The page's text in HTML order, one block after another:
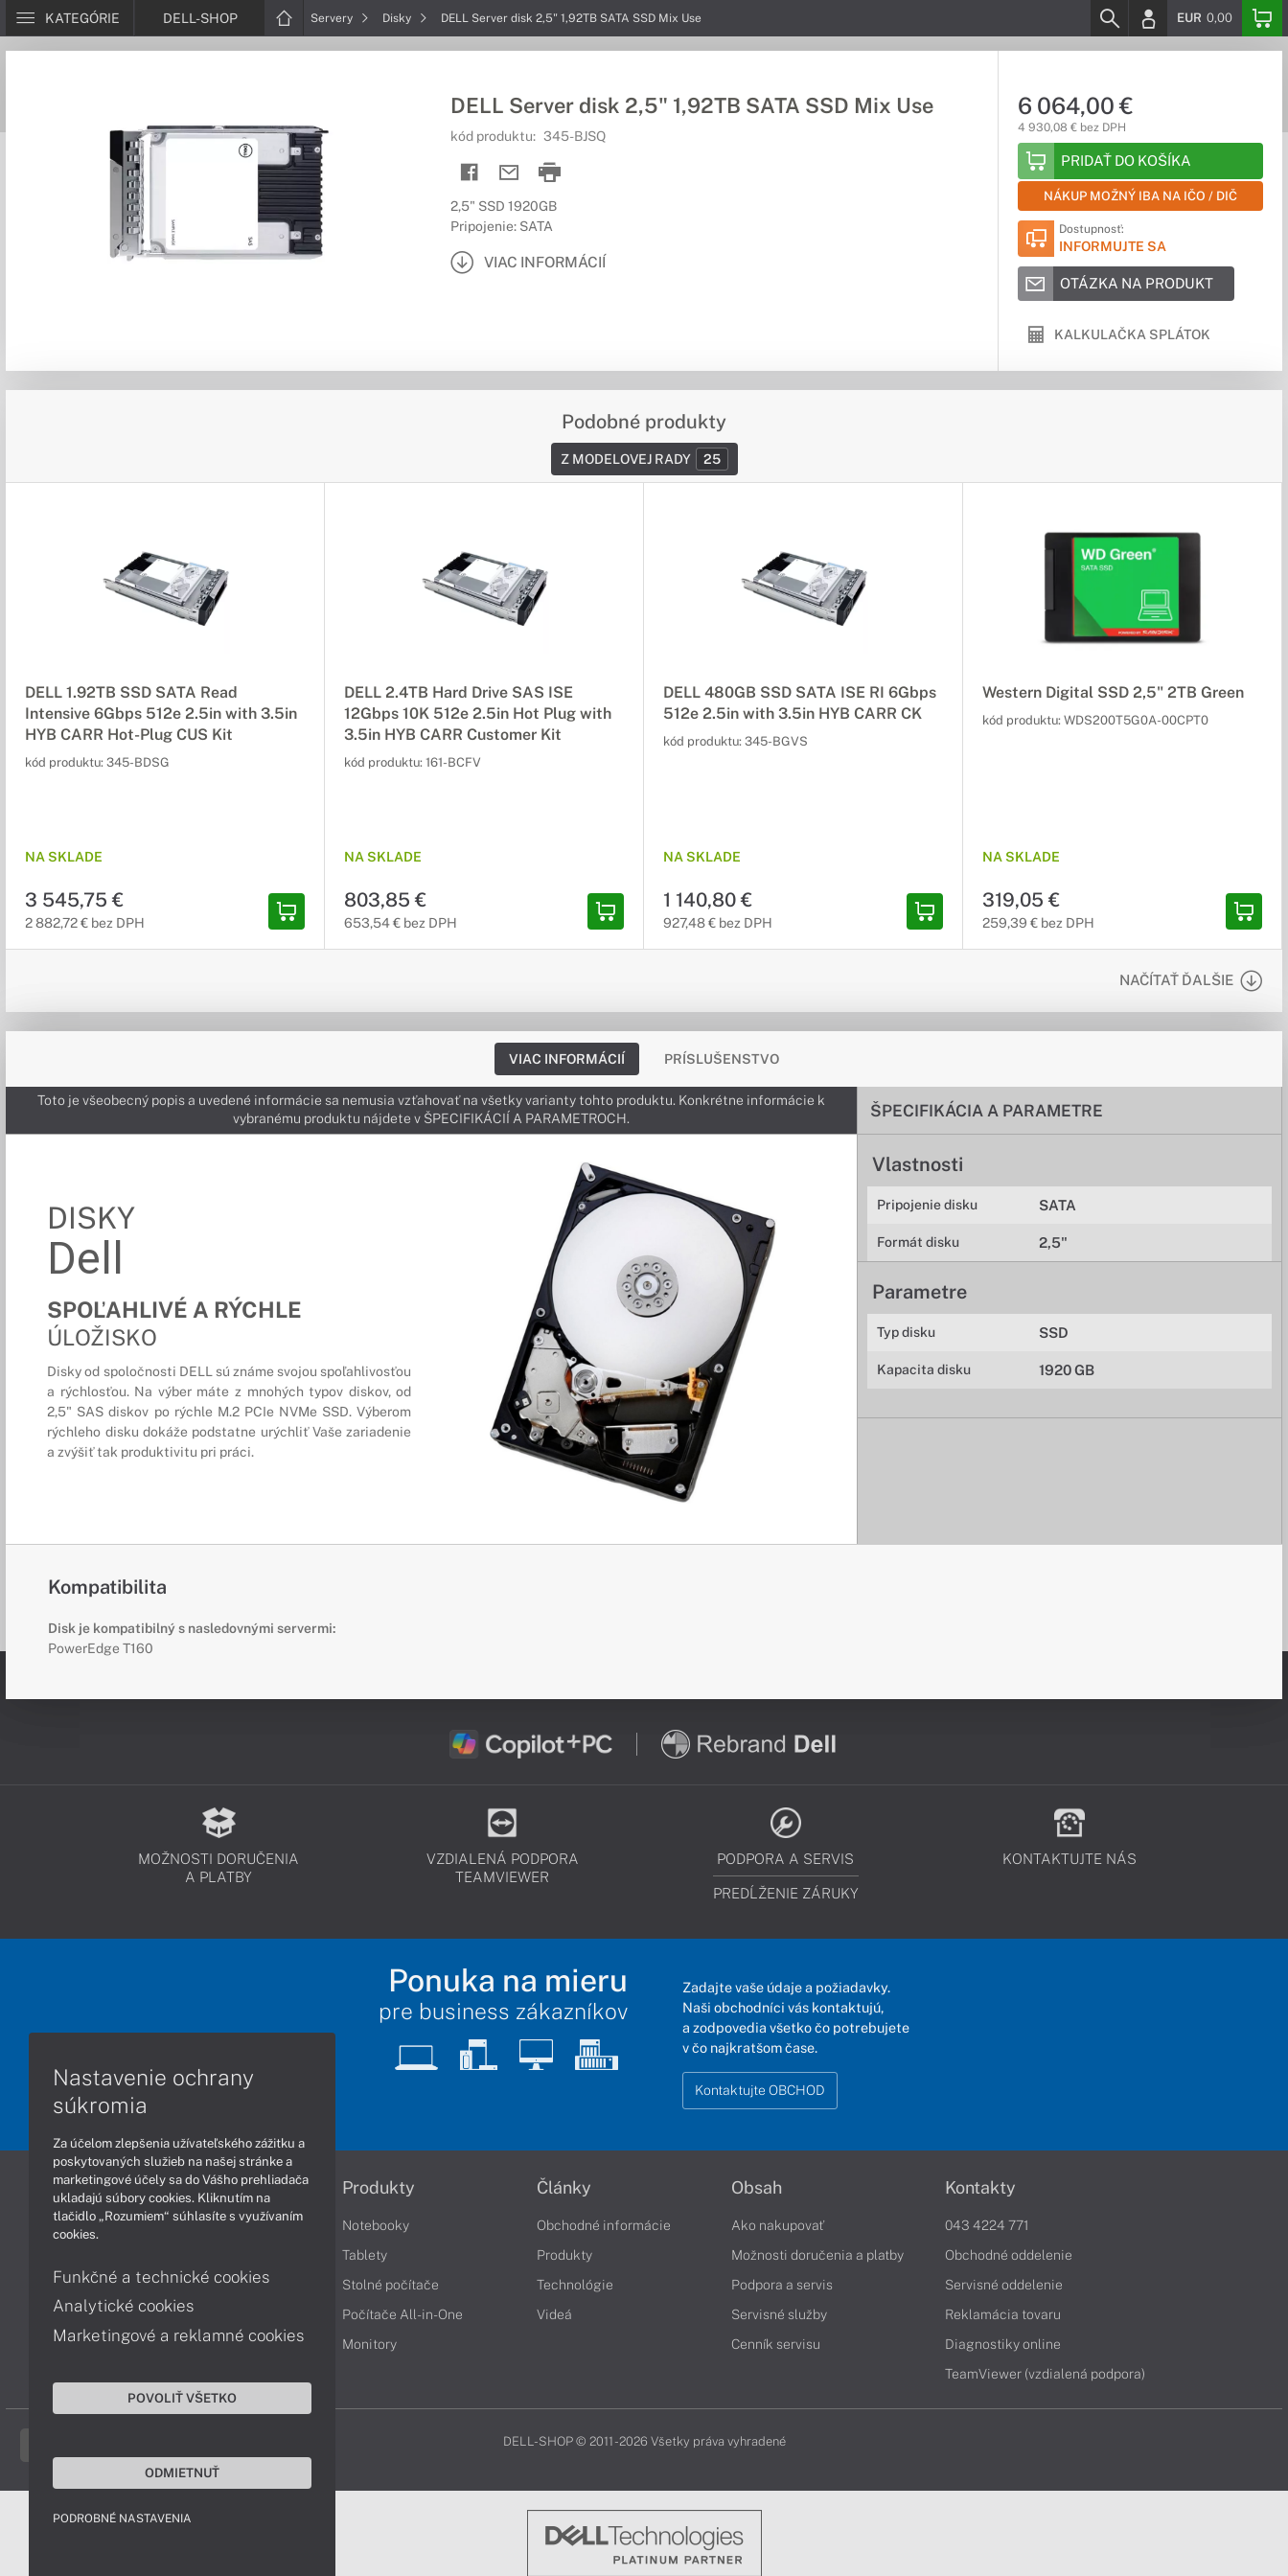
KATEGÓRIE DELL-SHOP Servery Disky DELL Server disk 2,5" 1,92TB SATA SSD Mix Use EUR 0,00
DELL Server disk 2,5" 1,92TB SATA SSD Mix Use
kód produktu: 345-BJSQ
2,5" SSD 1920GB
Pripojenie: SATA
VIAC INFORMÁCIÍ
6 064,00 €
4 930,08 € bez DPH
PRIDAŤ DO KOŠÍKA
NÁKUP MOŽNÝ IBA NA IČO / DIČ
Dostupnosť:
INFORMUJTE SA
OTÁZKA NA PRODUKT
KALKULAČKA SPLÁTOK
Podobné produkty
Z MODELOVEJ RADY 25
DELL 1.92TB SSD SATA Read
Intensive 6Gbps 512e 2.5in with 3.5in
HYB CARR Hot-Plug CUS Kit
kód produktu: 345-BDSG
NA SKLADE
3 545,75 €
2 882,72 € bez DPH
DELL 2.4TB Hard Drive SAS ISE
12Gbps 10K 512e 2.5in Hot Plug with
3.5in HYB CARR Customer Kit
kód produktu: 161-BCFV
NA SKLADE
803,85 €
653,54 € bez DPH
DELL 480GB SSD SATA ISE RI 6Gbps
512e 2.5in with 3.5in HYB CARR CK
kód produktu: 345-BGVS
NA SKLADE
1 140,80 €
927,48 € bez DPH
Western Digital SSD 2,5" 2TB Green
kód produktu: WDS200T5G0A-00CPT0
NA SKLADE
319,05 €
259,39 € bez DPH
NAČÍTAŤ ĎALŠIE
VIAC INFORMÁCIÍ PRÍSLUŠENSTVO
ŠPECIFIKÁCIA A PARAMETRE
Vlastnosti
Pripojenie disku SATA
Formát disku 2,5"
Parametre
Typ disku SSD
Kapacita disku 1920 GB
Toto je všeobecný popis a uvedené informácie sa nemusia vzťahovať na všetky varianty tohto produktu. Konkrétne informácie k
vybranému produktu nájdete v ŠPECIFIKÁCIÍ A PARAMETROCH.
DISKY
Dell
SPOĽAHLIVÉ A RÝCHLE
ÚLOŽISKO
Disky od spoločnosti DELL sú známe svojou spoľahlivosťou
a rýchlosťou. Na výber máte z mnohých typov diskov, od
2,5" SAS diskov po rýchle M.2 PCIe NVMe SSD. Výberom
rýchleho disku dokáže podstatne urýchliť Vaše zariadenie
a zvýšiť tak produktivitu pri práci.
Kompatibilita
Disk je kompatibilný s nasledovnými servermi:
PowerEdge T160
MOŽNOSTI DORUČENIA
A PLATBY
VZDIALENÁ PODPORA
TEAMVIEWER
PODPORA A SERVIS
PREDĹŽENIE ZÁRUKY
KONTAKTUJTE NÁS
Ponuka na mieru
pre business zákazníkov
Zadajte vaše údaje a požiadavky.
Naši obchodníci vás kontaktujú,
a zodpovedia všetko čo potrebujete
v čo najkratšom čase.
Kontaktujte OBCHOD
Informácie
Obchodné podmienky
Ochrana osobných údajov
Vrátenie tovaru
Vyhlásenie o prístupnosti
Produkty
Notebooky
Tablety
Stolné počítače
Počítače All-in-One
Monitory
Články
Obchodné informácie
Produkty
Technológie
Videá
Obsah
Ako nakupovať
Možnosti doručenia a platby
Podpora a servis
Servisné služby
Cenník servisu
Kontakty
043 4224 771
Obchodné oddelenie
Servisné oddelenie
Reklamácia tovaru
Diagnostiky online
TeamViewer (vzdialená podpora)
DELL-SHOP © 2011 - 2026 Všetky práva vyhradené
Nastavenie ochrany
súkromia
Za účelom zlepšenia užívateľského zážitku a
poskytovaných služieb na našej stránke a
marketingové účely sa do Vášho prehliadača
ukladajú súbory cookies. Kliknutím na
tlačidlo „Rozumiem“ súhlasíte s využívaním
cookies.
Funkčné a technické cookies
Analytické cookies
Marketingové a reklamné cookies
POVOLIŤ VŠETKO
ODMIETNUŤ
PODROBNÉ NASTAVENIA